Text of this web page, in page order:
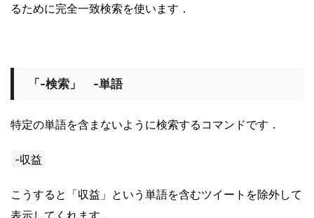
るために完全一致検索を使います．
「-検索」 -単語
特定の単語を含まないように検索するコマンドです．
-収益
こうすると「収益」という単語を含むツイートを除外して
表示してくれます．